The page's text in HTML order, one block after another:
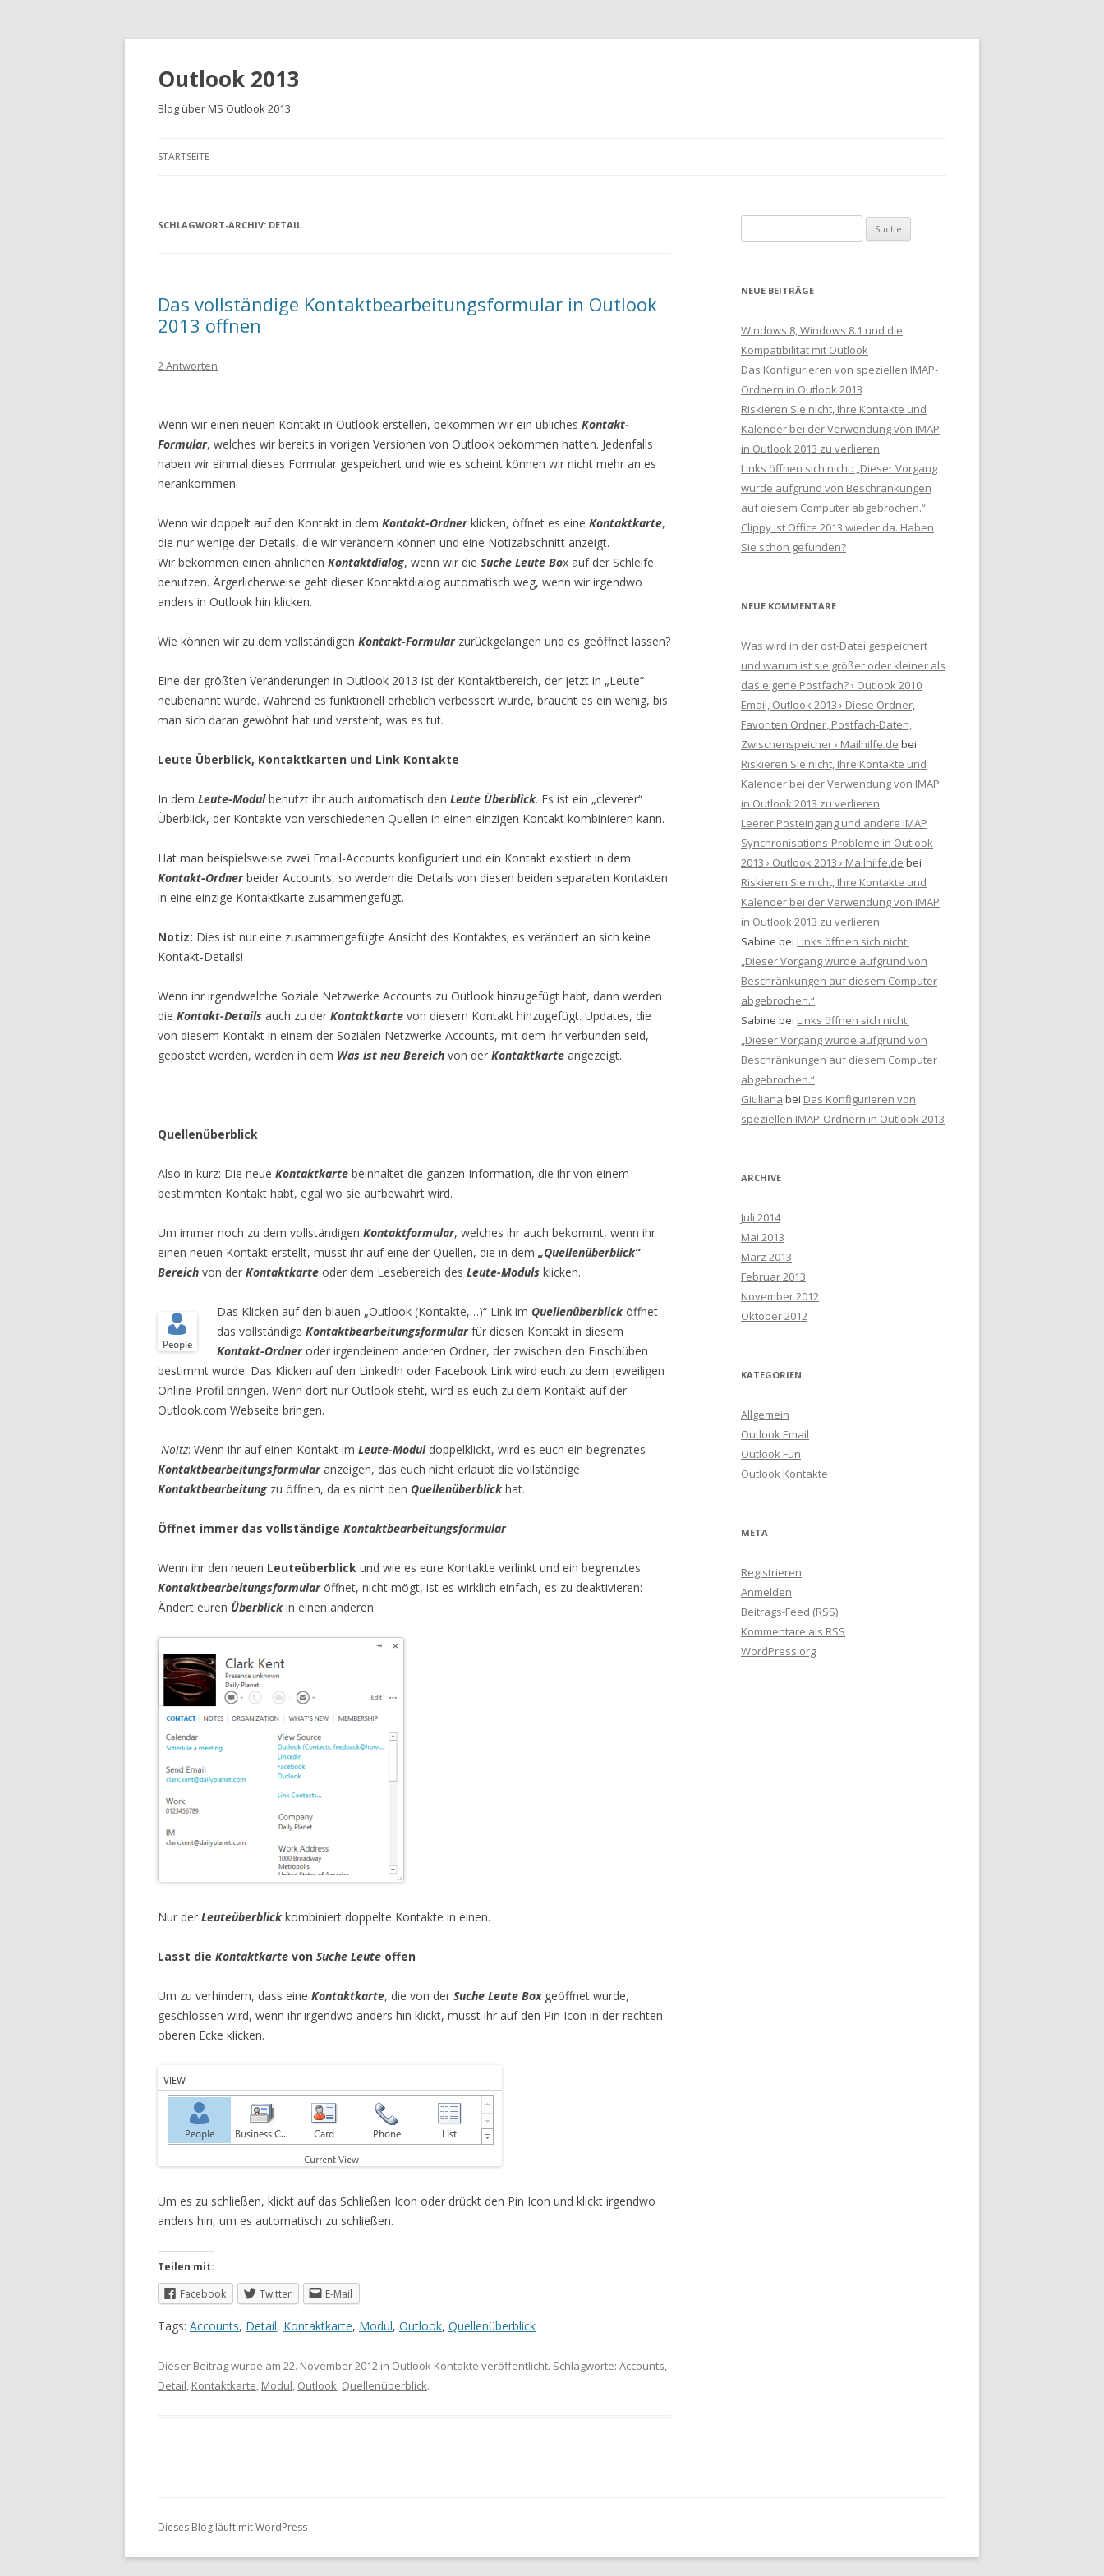
Outlook 2013
Blog über MS Outlook 2013
STARTSEITE
SCHLAGWORT-ARCHIV: DETAIL
Das vollständige Kontaktbearbeitungsformular in Outlook
2013 öffnen
2 Antworten
Wenn wir einen neuen Kontakt in Outlook erstellen, bekommen wir ein übliches Kontakt-
Formular, welches wir bereits in vorigen Versionen von Outlook bekommen hatten. Jedenfalls
haben wir einmal dieses Formular gespeichert und wie es scheint können wir nicht mehr an es
herankommen.
Wenn wir doppelt auf den Kontakt in dem Kontakt-Ordnerklicken, öffnet es eine Kontaktkarte,
die nur wenige der Details, die wir verändern können und eine Notizabschnitt anzeigt.
Wir bekommen einen ähnlichen Kontaktdialog, wenn wir die Suche Leute Box auf der Schleife
benutzen. Ärgerlicherweise geht dieser Kontaktdialog automatisch weg, wenn wir irgendwo
anders in Outlook hin klicken.
Wie können wir zu dem vollständigen Kontakt-Formularzurückgelangen und es geöffnet lassen?
Eine der größten Veränderungen in Outlook 2013 ist der Kontaktbereich, der jetzt in „Leute“
neubenannt wurde. Während es funktionell erheblich verbessert wurde, braucht es ein wenig, bis
man sich daran gewöhnt hat und versteht, was es tut.
Leute Überblick, Kontaktkarten und Link Kontakte
In dem Leute-Modulbenutzt ihr auch automatisch den Leute Überblick. Es ist ein „cleverer“
Überblick, der Kontakte von verschiedenen Quellen in einen einzigen Kontakt kombinieren kann.
Hat man beispielsweise zwei Email-Accounts konfiguriert und ein Kontakt existiert in dem
Kontakt-Ordnerbeider Accounts, so werden die Details von diesen beiden separaten Kontakten
in eine einzige Kontaktkarte zusammengefügt.
Notiz: Dies ist nur eine zusammengefügte Ansicht des Kontaktes; es verändert an sich keine
Kontakt-Details!
Wenn ihr irgendwelche Soziale Netzwerke Accounts zu Outlook hinzugefügt habt, dann werden
die Kontakt-Details auch zu der Kontaktkarte von diesem Kontakt hinzugefügt. Updates, die
von diesem Kontakt in einem der Sozialen Netzwerke Accounts, mit dem ihr verbunden seid,
gepostet werden, werden in dem Was ist neu Bereich von der Kontaktkarte angezeigt.
Quellenüberblick
Also in kurz: Die neue Kontaktkarte beinhaltet die ganzen Information, die ihr von einem
bestimmten Kontakt habt, egal wo sie aufbewahrt wird.
Um immer noch zu dem vollständigen Kontaktformular, welches ihr auch bekommt, wenn ihr
einen neuen Kontakt erstellt, müsst ihr auf eine der Quellen, die in dem „Quellenüberblick“
Bereich von der Kontaktkarte oder dem Lesebereich des Leute-Moduls klicken.
Das Klicken auf den blauen „Outlook (Kontakte,…)“ Link im Quellenüberblicköffnet
das vollständige Kontaktbearbeitungsformularfür diesen Kontakt in diesem
Kontakt-Ordneroder irgendeinem anderen Ordner, der zwischen den Einschüben
bestimmt wurde. Das Klicken auf den LinkedIn oder Facebook Link wird euch zu dem jeweiligen
Online-Profil bringen. Wenn dort nur Outlook steht, wird es euch zu dem Kontakt auf der
Outlook.com Webseite bringen.
Noitz: Wenn ihr auf einen Kontakt im Leute-Modul doppelklickt, wird es euch ein begrenztes
Kontaktbearbeitungsformularanzeigen, das euch nicht erlaubt die vollständige
Kontaktbearbeitung zu öffnen, da es nicht den Quellenüberblickhat.
Öffnet immer das vollständige Kontaktbearbeitungsformular
Wenn ihr den neuen Leuteüberblick und wie es eure Kontakte verlinkt und ein begrenztes
Kontaktbearbeitungsformularöffnet, nicht mögt, ist es wirklich einfach, es zu deaktivieren:
Ändert euren Überblickin einen anderen.
Nur der Leuteüberblickkombiniert doppelte Kontakte in einen.
Lasst die Kontaktkarte von Suche Leute offen
Um zu verhindern, dass eine Kontaktkarte, die von der Suche Leute Box geöffnet wurde,
geschlossen wird, wenn ihr irgendwo anders hin klickt, müsst ihr auf den Pin Icon in der rechten
oberen Ecke klicken.
Um es zu schließen, klickt auf das Schließen Icon oder drückt den Pin Icon und klickt irgendwo
anders hin, um es automatisch zu schließen.
Teilen mit:
Facebook
Twitter E-Mail
Tags: Accounts, Detail, Kontaktkarte, Modul, Outlook, Quellenüberblick
Dieser Beitrag wurde am 22. November 2012 in Outlook Kontakte veröffentlicht. Schlagworte: Accounts,
Detail, Kontaktkarte, Modul, Outlook, Quellenüberblick.
nach:
NEUE BEITRÄGE
Windows 8, Windows 8.1 und die
Kompatibilität mit Outlook
Das Konfigurieren von speziellen IMAP-
Ordnern in Outlook 2013
Riskieren Sie nicht, Ihre Kontakte und
Kalender bei der Verwendung von IMAP
in Outlook 2013 zu verlieren
Links öffnen sich nicht: „Dieser Vorgang
wurde aufgrund von Beschränkungen
auf diesem Computer abgebrochen.“
Clippy ist Office 2013 wieder da. Haben
Sie schon gefunden?
NEUE KOMMENTARE
Was wird in der ost-Datei gespeichert
und warum ist sie größer oder kleiner als
das eigene Postfach? › Outlook 2010
Email, Outlook 2013 › Diese Ordner,
Favoriten Ordner, Postfach-Daten,
Zwischenspeicher › Mailhilfe.de bei
Riskieren Sie nicht, Ihre Kontakte und
Kalender bei der Verwendung von IMAP
in Outlook 2013 zu verlieren
Leerer Posteingang und andere IMAP
Synchronisations-Probleme in Outlook
2013 › Outlook 2013 › Mailhilfe.de bei
Riskieren Sie nicht, Ihre Kontakte und
Kalender bei der Verwendung von IMAP
in Outlook 2013 zu verlieren
Sabine bei Links öffnen sich nicht:
„Dieser Vorgang wurde aufgrund von
Beschränkungen auf diesem Computer
abgebrochen.“
Sabine bei Links öffnen sich nicht:
„Dieser Vorgang wurde aufgrund von
Beschränkungen auf diesem Computer
abgebrochen.“
Giuliana bei Das Konfigurieren von
speziellen IMAP-Ordnern in Outlook 2013
ARCHIVE
Juli 2014
Mai 2013
März 2013
Februar 2013
November 2012
Oktober 2012
KATEGORIEN
Allgemein
Outlook Email
Outlook Fun
Outlook Kontakte
META
Registrieren
Anmelden
Beitrags-Feed (RSS)
Kommentare als RSS
WordPress.org
Dieses Blog läuft mit WordPress